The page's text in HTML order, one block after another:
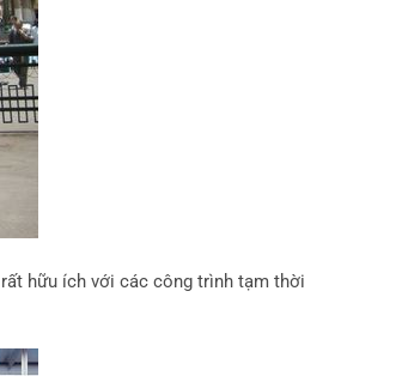
hữu ích với các công trình tạm thời